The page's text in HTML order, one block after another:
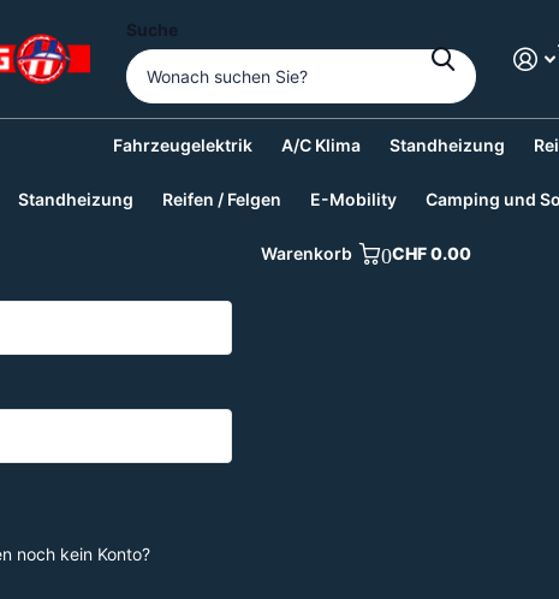
Suche
Fahrzeugelektrik
A/C Klima Standheizung
Standheizung Reifen / Felgen E-Mobility Camping und
noch kein Konto?
Warenkorb 0CHF 0.00